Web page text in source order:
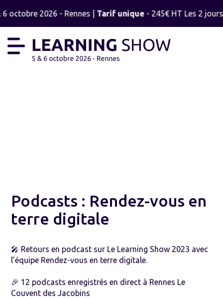
octobre 2026 - Rennes | Tarif unique- 245€ HT Les 2 jours
Podcasts : Rendez-vous en
terre digitale
🎤 Retours en podcast sur Le Learning Show 2023 avec
l’équipe Rendez-vous en terre digitale.
🎉 12 podcasts enregistrés en direct à Rennes Le
Couvent des Jacobins